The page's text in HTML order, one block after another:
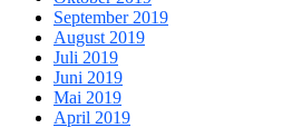
September 2019
August 2019
Juli 2019
Juni 2019
Mai 2019
April 2019